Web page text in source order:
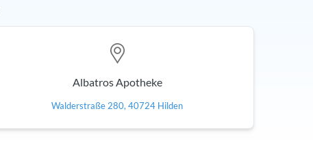
Albatros Apotheke
Walderstraße 280, 40724 Hilden